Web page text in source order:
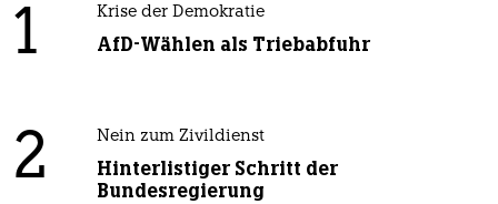
1 Krise der Demokratie
AfD-Wählen als Triebabfuhr
2 Nein zum Zivildienst
Hinterlistiger Schritt der
Bundesregierung